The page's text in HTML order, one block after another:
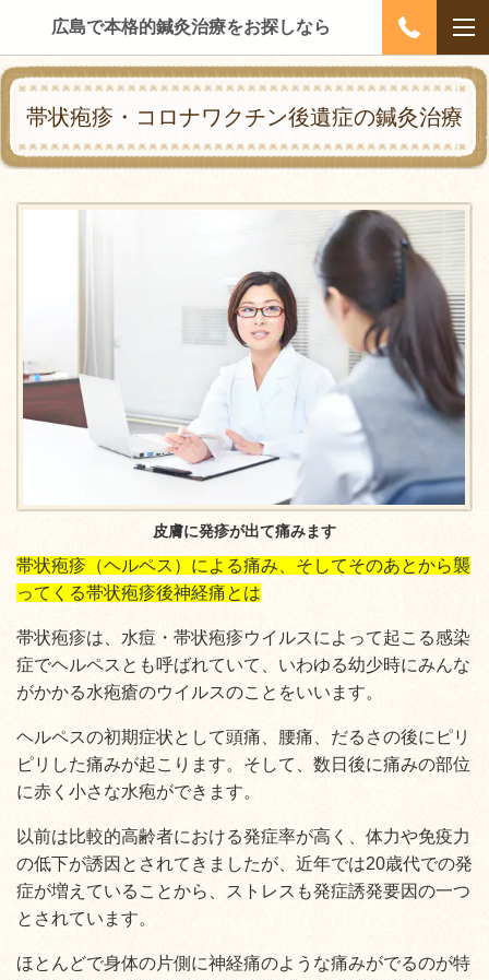
広島で本格的鍼灸治療をお探しなら
帯状疱疹・コロナワクチン後遺症の鍼灸治療
皮膚に発疹が出て痛みます
帯状疱疹（ヘルペス）による痛み、そしてそのあとから襲
ってくる帯状疱疹後神経痛とは
帯状疱疹は、水痘・帯状疱疹ウイルスによって起こる感染
症でヘルペスとも呼ばれていて、いわゆる幼少時にみんな
がかかる水疱瘡のウイルスのことをいいます。
ヘルペスの初期症状として頭痛、腰痛、だるさの後にピリ
ピリした痛みが起こります。そして、数日後に痛みの部位
に赤く小さな水疱ができます。
以前は比較的高齢者における発症率が高く、体力や免疫力
の低下が誘因とされてきましたが、近年では20歳代での発
症が増えていることから、ストレスも発症誘発要因の一つ
とされています。
ほとんどで身体の片側に神経痛のような痛みがでるのが特